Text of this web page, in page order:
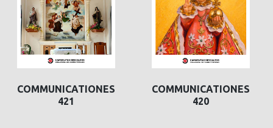
COMMUNICATIONES
421
COMMUNICATIONES
420